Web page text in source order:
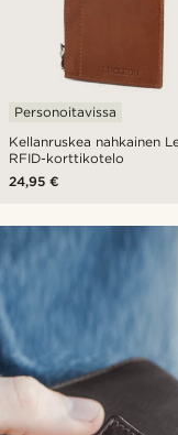
Kellanruskea nahkainen
RFID-korttikotelo
Personoitavissa
24,95 €